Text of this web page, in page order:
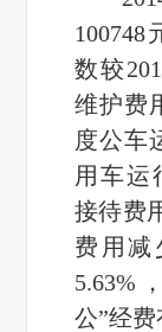
100748
数较
维护费
度公车
用车运
接待费
费用减
5.63%
公”经费